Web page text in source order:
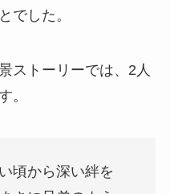
でした。
ストーリーでは、2人
。
頃から深い絆を